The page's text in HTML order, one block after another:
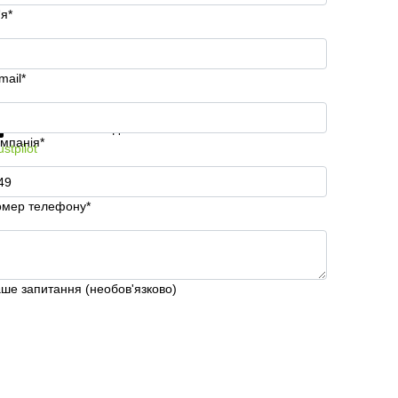
телефону*
запитання (необов'язково)
інформацію та ціни